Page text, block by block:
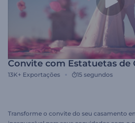
Convite com Estatuetas de
13K+ Exportações 15 segundos
Transforme o convite do seu casamento